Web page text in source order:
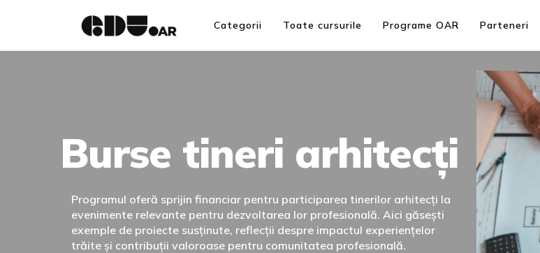
Categorii Toate cursurile Programe OAR Parteneri
Burse tineri arhitecți
Programul oferă sprijin financiar pentru participarea tinerilor arhitecți la
evenimente relevante pentru dezvoltarea lor profesională. Aici găsești
exemple de proiecte susținute, reflecții despre impactul experiențelor
trăite și contribuții valoroase pentru comunitatea profesională.